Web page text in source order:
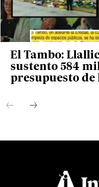
El Tambo:
sustento 584
presupuesto